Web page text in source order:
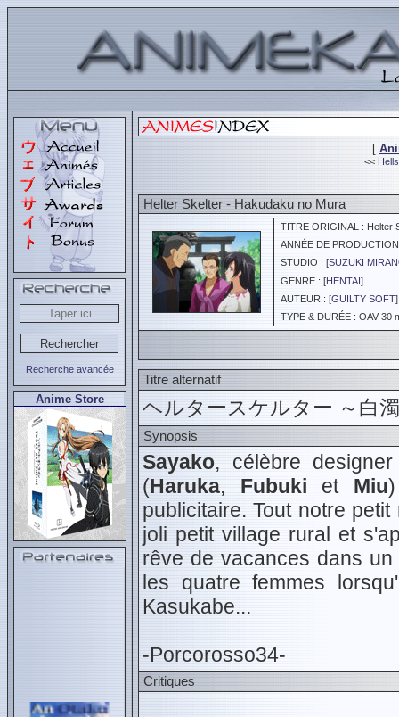
Recherche avancée
Anime Store
[
<<
Helter Skelter - Hakudaku no Mura
TITRE ORIGINAL : Helter
ANNÉE DE
STUDIO : [SUZUKI
GENRE : [HENTAI]
AUTEUR : [GUILTY SOFT]
TYPE & DURÉE : OAV 30
Titre alternatif
ヘルタースケルター ～白
Synopsis
Sayako, célèbre
(Haruka, Fubuki et Miu
publicitaire. Tout notre
joli petit village rural et
rêve de vacances dans
les quatre femmes
Kasukabe...
-Porcorosso34-
Critiques